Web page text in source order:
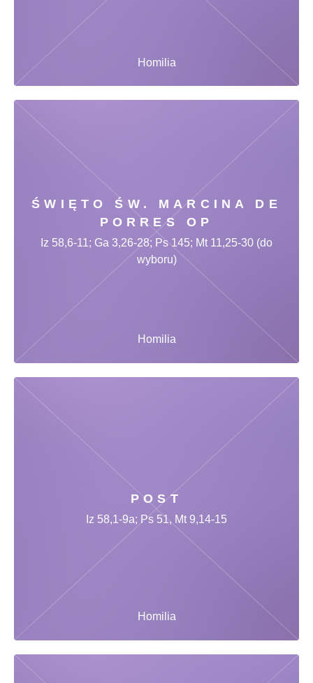
Homilia
ŚWIĘTO ŚW. MARCINA DE
PORRES OP
Homilia
Iz 58,6-11; Ga 3,26-28; Ps 145; Mt 11,25-30 (do
wyboru)
POST
Homilia
Iz 58,1-9a; Ps 51, Mt 9,14-15